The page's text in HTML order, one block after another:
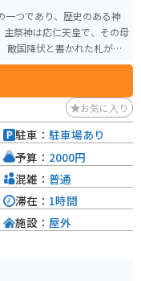
一つであり、歴史のある神
祭神は応仁天皇で、その母
れています。ここのお祭り
で、毎年1月に行われてい
お気に入り
駐車： 駐車場あり
予算： 2000円
混雑： 普通
滞在： 1時間
施設： 屋外